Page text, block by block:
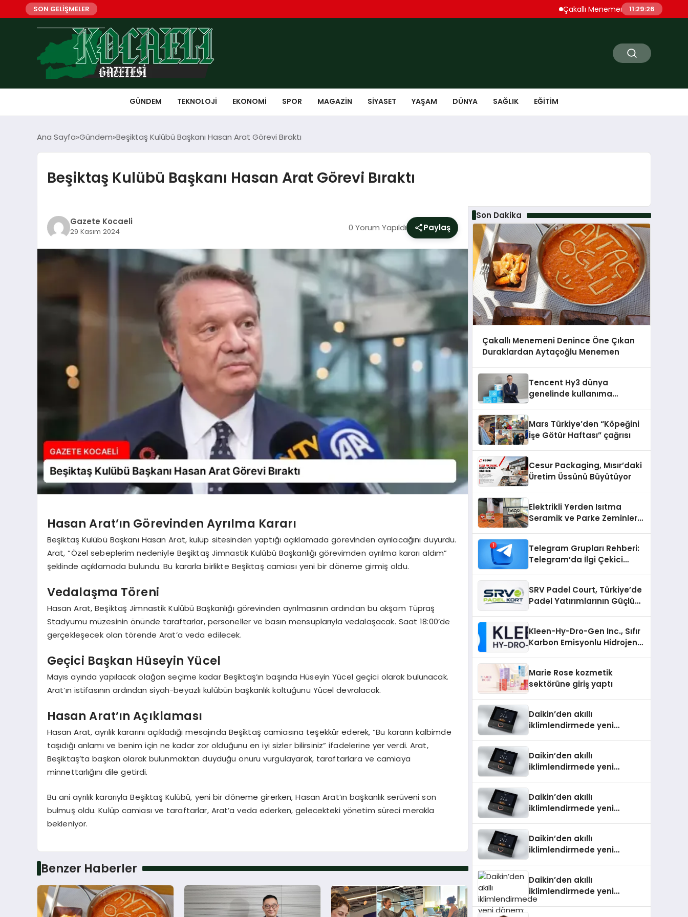
SON GELİŞMELER Çakallı Menemeni Denince Öne Çıkan
11:29:27
GÜNDEM TEKNOLOJI EKONOMI SPOR MAGAZIN SIYASET YAŞAM DÜNYA SAĞLIK EĞITIM
Ana Sayfa Gündem Beşiktaş Kulübü Başkanı Hasan Arat Görevi Bıraktı
Beşiktaş Kulübü Başkanı Hasan Arat Görevi Bıraktı
Gazete Kocaeli
29 Kasım 2024 0 Yorum Yapıldı Paylaş
Hasan Arat’ın Görevinden Ayrılma Kararı
Beşiktaş Kulübü Başkanı Hasan Arat, kulüp sitesinden yaptığı açıklamada görevinden ayrılacağını duyurdu.
Arat, “Özel sebeplerim nedeniyle Beşiktaş Jimnastik Kulübü Başkanlığı görevimden ayrılma kararı aldım”
şeklinde açıklamada bulundu. Bu kararla birlikte Beşiktaş camiası yeni bir döneme girmiş oldu.
Vedalaşma Töreni
Hasan Arat, Beşiktaş Jimnastik Kulübü Başkanlığı görevinden ayrılmasının ardından bu akşam Tüpraş
Stadyumu müzesinin önünde taraftarlar, personeller ve basın mensuplarıyla vedalaşacak. Saat 18:00’de
gerçekleşecek olan törende Arat’a veda edilecek.
Geçici Başkan Hüseyin Yücel
Mayıs ayında yapılacak olağan seçime kadar Beşiktaş’ın başında Hüseyin Yücel geçici olarak bulunacak.
Arat’ın istifasının ardından siyah-beyazlı kulübün başkanlık koltuğunu Yücel devralacak.
Hasan Arat’ın Açıklaması
Hasan Arat, ayrılık kararını açıkladığı mesajında Beşiktaş camiasına teşekkür ederek, “Bu kararın kalbimde
taşıdığı anlamı ve benim için ne kadar zor olduğunu en iyi sizler bilirsiniz” ifadelerine yer verdi. Arat,
Beşiktaş’ta başkan olarak bulunmaktan duyduğu onuru vurgulayarak, taraftarlara ve camiaya
minnettarlığını dile getirdi.
Bu ani ayrılık kararıyla Beşiktaş Kulübü, yeni bir döneme girerken, Hasan Arat’ın başkanlık serüveni son
bulmuş oldu. Kulüp camiası ve taraftarlar, Arat’a veda ederken, gelecekteki yönetim süreci merakla
bekleniyor.
Benzer Haberler
Son Dakika
Çakallı Menemeni Denince Öne Çıkan
Duraklardan Aytaçoğlu Menemen
Tencent Hy3 dünya
genelinde kullanıma
Mars Türkiye’den “Köpeğini
İşe Götür Haftası” çağrısı
Cesur Packaging, Mısır’daki
Üretim Üssünü Büyütüyor
Elektrikli Yerden Isıtma
Seramik ve Parke Zeminler
Telegram Grupları Rehberi:
Telegram’da İlgi Çekici
SRV Padel Court, Türkiye’de
Padel Yatırımlarının Güçlü
Kleen-Hy-Dro-Gen Inc., Sıfır
Karbon Emisyonlu Hidrojen
Aldı
Marie Rose kozmetik
sektörüne giriş yaptı
Daikin’den akıllı
iklimlendirmede yeni
Daikin’den akıllı
iklimlendirmede yeni
Daikin’den akıllı
iklimlendirmede yeni
Daikin’den akıllı
iklimlendirmede yeni
Daikin’den akıllı
iklimlendirmede yeni
dönem: Madoka Plus